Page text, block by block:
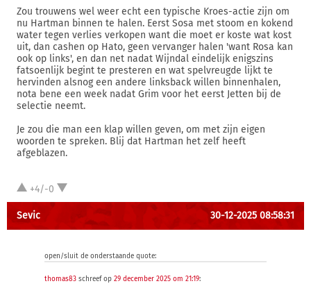
Zou trouwens wel weer echt een typische Kroes-actie zijn om
nu Hartman binnen te halen. Eerst Sosa met stoom en kokend
water tegen verlies verkopen want die moet er koste wat kost
uit, dan cashen op Hato, geen vervanger halen 'want Rosa kan
ook op links', en dan net nadat Wijndal eindelijk enigszins
fatsoenlijk begint te presteren en wat spelvreugde lijkt te
hervinden alsnog een andere linksback willen binnenhalen,
nota bene een week nadat Grim voor het eerst Jetten bij de
selectie neemt.
Je zou die man een klap willen geven, om met zijn eigen
woorden te spreken. Blij dat Hartman het zelf heeft
afgeblazen.
+4/-0
Sevic 30-12-2025 08:58:31
open/sluit de onderstaande quote:
thomas83 schreef op 29 december 2025 om 21:19: